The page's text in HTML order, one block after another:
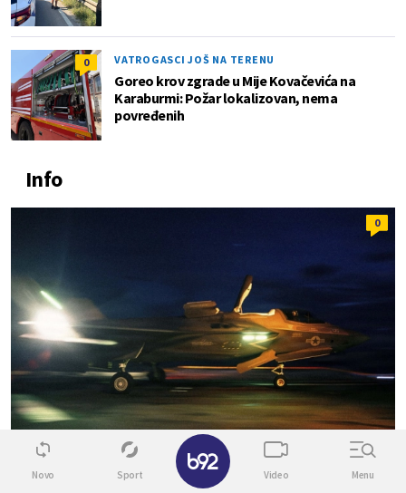
0 VATROGASCI JOŠ NA TERENU
Goreo krov zgrade u Mije Kovačevića na
Karaburmi: Požar lokalizovan, nema
povređenih
Info
0
SVET
Novo Sport Video Menu
✕